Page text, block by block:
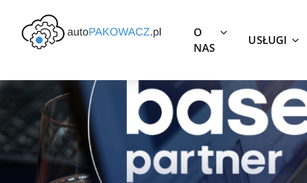
O
NAS
USŁUGI